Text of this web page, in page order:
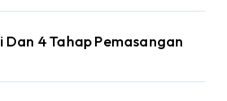
4 Tahap Pemasangan